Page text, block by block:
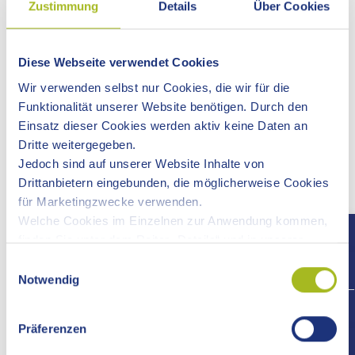
Zustimmung Details Über Cookies
Diese Webseite verwendet Cookies
Wir verwenden selbst nur Cookies, die wir für die
Funktionalität unserer Website benötigen. Durch den
Einsatz dieser Cookies werden aktiv keine Daten an
Dritte weitergegeben.
Jedoch sind auf unserer Website Inhalte von
Drittanbietern eingebunden, die möglicherweise Cookies
für Marketingzwecke verwenden.
Welche Cookies im Einzelnen zur Anwendung kommen,
finden Sie unter dem Reiter „Details“ und in unserer
Notwendig
Präferenzen
E-Mail:simon.gerstel@drk-aalen.de
Stadt Bopfingen
IPF EXPRESS
OVA-Betriebshof
Angebot:
Fahrdienst
Weitere Informationen:
Internet:zur Homepage >>